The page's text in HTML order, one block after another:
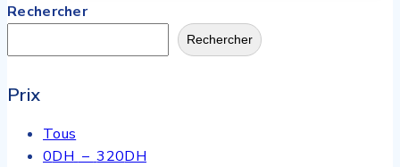
Rechercher
Rechercher
Prix
Tous
0DH – 320DHPlage